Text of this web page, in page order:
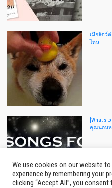
เมื่อสัตว์
ไหน
[What's
คุณนอนห
We use cookies on our website
experience by remembering your
clicking “Accept All”, you